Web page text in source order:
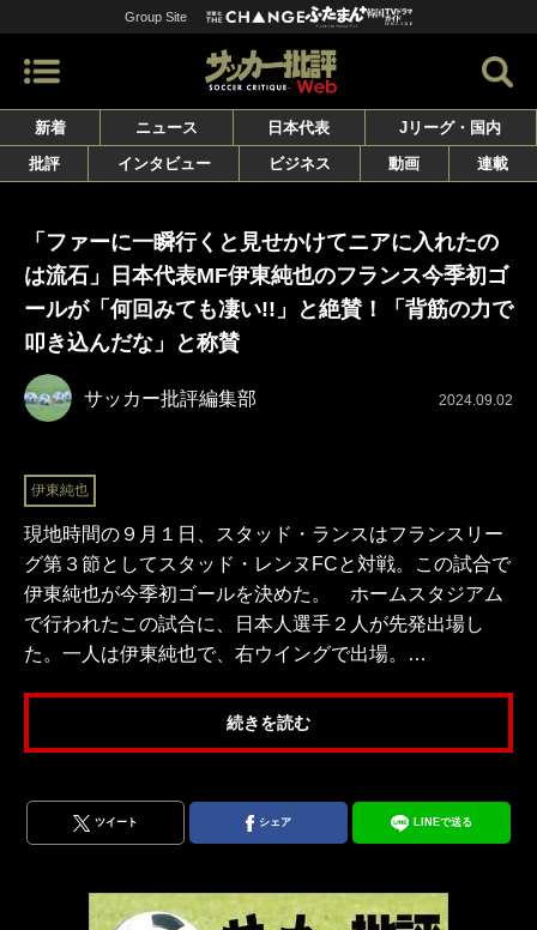
Group Site
新着 ニュース 日本代表
Jリーグ・国内
批評
インタビュー ビジネス 動画 連載
「ファーに一瞬行くと見せかけてニアに入れたの
は流石」日本代表MF伊東純也のフランス今季初ゴ
ールが「何回みても凄い!!」と絶賛！「背筋の力で
叩き込んだな」と称賛
サッカー批評編集部 2024.09.02
伊東純也
現地時間の９月１日、スタッド・ランスはフランスリー
グ第３節としてスタッド・レンヌFCと対戦。この試合で
伊東純也が今季初ゴールを決めた。 ホームスタジアム
で行われたこの試合に、日本人選手２人が先発出場し
た。一人は伊東純也で、右ウイングで出場。…
続きを読む
ツイート シェア LINEで送る